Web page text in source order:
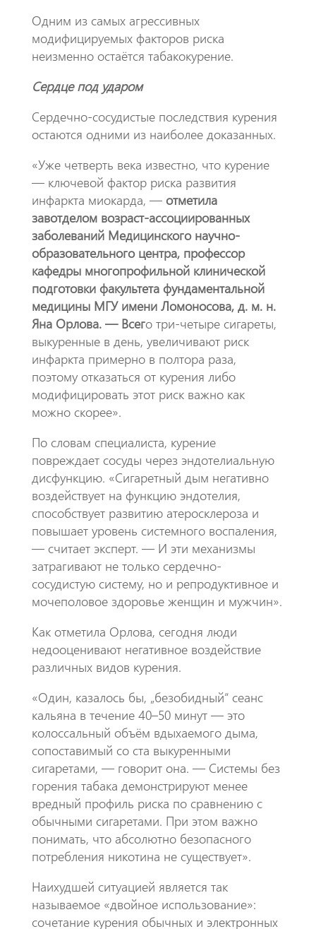
Одним из самых агрессивных
модифицируемых факторов риска
неизменно остаётся табакокурение.
Сердце под ударом
Сердечно-сосудистые последствия курения
остаются одними из наиболее доказанных.
«Уже четверть века известно, что курение
— ключевой фактор риска развития
инфаркта миокарда, — отметила
завотделом возраст-ассоциированных
заболеваний Медицинского научно-
образовательного центра, профессор
кафедры многопрофильной клинической
подготовки факультета фундаментальной
медицины МГУ имени Ломоносова, д. м. н.
Яна Орлова. — Всего три-четыре сигареты,
выкуренные в день, увеличивают риск
инфаркта примерно в полтора раза,
поэтому отказаться от курения либо
модифицировать этот риск важно как
можно скорее».
По словам специалиста, курение
повреждает сосуды через эндотелиальную
дисфункцию. «Сигаретный дым негативно
воздействует на функцию эндотелия,
способствует развитию атеросклероза и
повышает уровень системного воспаления,
— считает эксперт. — И эти механизмы
затрагивают не только сердечно-
сосудистую систему, но и репродуктивное и
мочеполовое здоровье женщин и мужчин».
Как отметила Орлова, сегодня люди
недооценивают негативное воздействие
различных видов курения.
«Один, казалось бы, „безобидный“ сеанс
кальяна в течение 40–50 минут — это
колоссальный объём вдыхаемого дыма,
сопоставимый со ста выкуренными
сигаретами, — говорит она. — Системы без
горения табака демонстрируют менее
вредный профиль риска по сравнению с
обычными сигаретами. При этом важно
понимать, что абсолютно безопасного
потребления никотина не существует».
Наихудшей ситуацией является так
называемое «двойное использование»:
сочетание курения обычных и электронных